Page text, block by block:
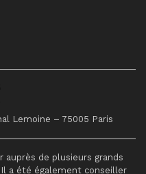
Lemoine – 75005 Paris
auprès de plusieurs grands
a été également conseiller